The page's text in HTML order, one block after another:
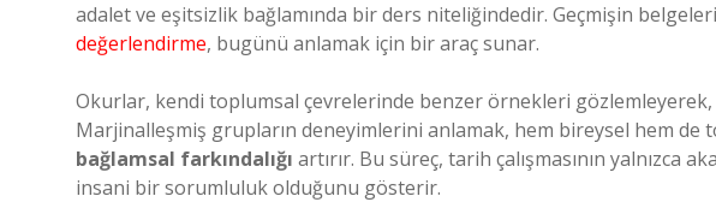
adalet ve eşitsizlik bağlamında bir ders niteliğindedir. Geçmişin
değerlendirme, bugünü anlamak için bir araç sunar.
Okurlar, kendi toplumsal çevrelerinde benzer örnekleri
Marjinalleşmiş grupların deneyimlerini anlamak, hem bireysel hem de
bağlamsal farkındalığı artırır. Bu süreç, tarih çalışmasının yalnızca
insani bir sorumluluk olduğunu gösterir.